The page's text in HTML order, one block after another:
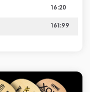
16:20
161:99